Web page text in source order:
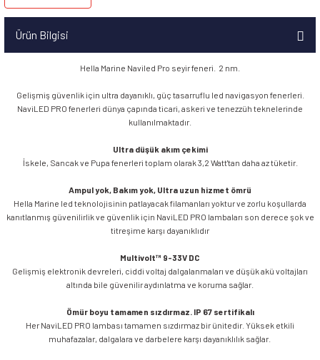
Ürün Bilgisi
Hella Marine Naviled Pro seyir feneri. 2 nm.
Gelişmiş güvenlik için ultra dayanıklı, güç tasarruflu led navigasyon fenerleri.
NaviLED PRO fenerleri dünya çapında ticari, askeri ve tenezzüh teknelerinde
kullanılmaktadır.
Ultra düşük akım çekimi
İskele, Sancak ve Pupa fenerleri toplam olarak 3,2 Watt'tan daha az tüketir.
Ampul yok, Bakım yok, Ultra uzun hizmet ömrü
Hella Marine led teknolojisinin patlayacak filamanları yoktur ve zorlu koşullarda
kanıtlanmış güvenilirlik ve güvenlik için NaviLED PRO lambaları son derece şok ve
titreşime karşı dayanıklıdır
Multivolt™ 9-33V DC
Gelişmiş elektronik devreleri, ciddi voltaj dalgalanmaları ve düşük akü voltajları
altında bile güvenilir aydınlatma ve koruma sağlar.
Ömür boyu tamamen sızdırmaz. IP 67 sertifikalı
Her NaviLED PRO lambası tamamen sızdırmaz bir ünitedir. Yüksek etkili
muhafazalar, dalgalara ve darbelere karşı dayanıklılık sağlar.